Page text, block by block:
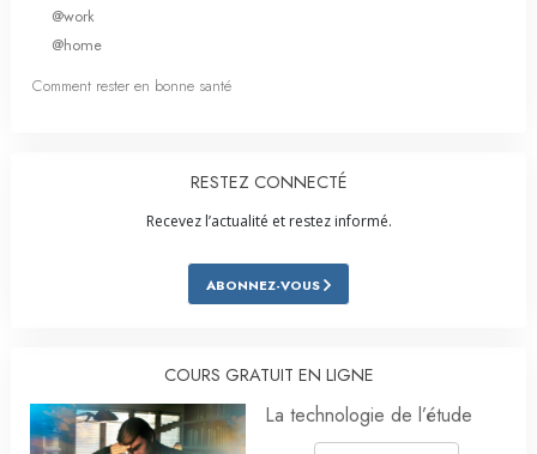
@work
@home
Comment rester en bonne santé
RESTEZ CONNECTÉ
Recevez l’actualité et restez informé.
ABONNEZ-VOUS
COURS GRATUIT EN LIGNE
La technologie de l’étude